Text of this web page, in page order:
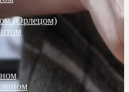
(Орлецом)